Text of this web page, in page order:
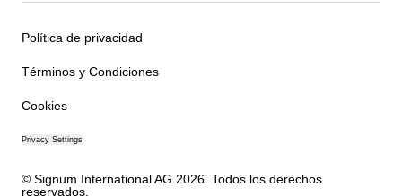
Política de privacidad
Términos y Condiciones
Cookies
Privacy Settings
© Signum International AG 2026. Todos los derechos
reservados.